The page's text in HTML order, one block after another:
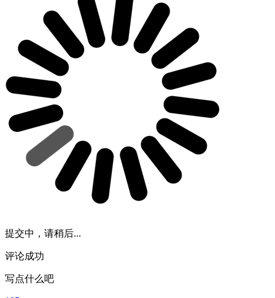
提交中，请稍后...
评论成功
写点什么吧